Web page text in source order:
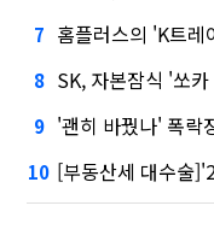
7 홈플러스의 'K트
8 SK, 자본잠식 '쏘
9 '괜히 바꿨나' 폭락장
10 [부동산세 대수술